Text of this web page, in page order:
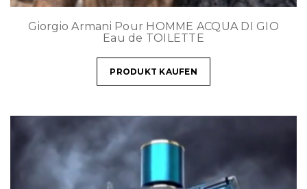
Giorgio Armani Pour HOMME ACQUA DI GIO
Eau de TOILETTE
PRODUKT KAUFEN